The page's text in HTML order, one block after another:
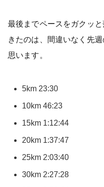
最後までペースをガクッ
きたのは、間違いなく先
思います。
5km 23:30
10km 46:23
15km 1:12:44
20km 1:37:47
25km 2:03:40
30km 2:27:28